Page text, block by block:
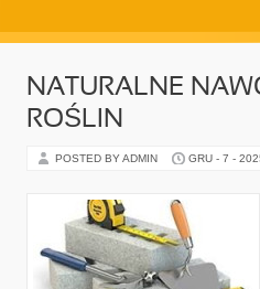
NATURALNE
ROŚLIN
POSTED BY ADMIN GRU - 7 -